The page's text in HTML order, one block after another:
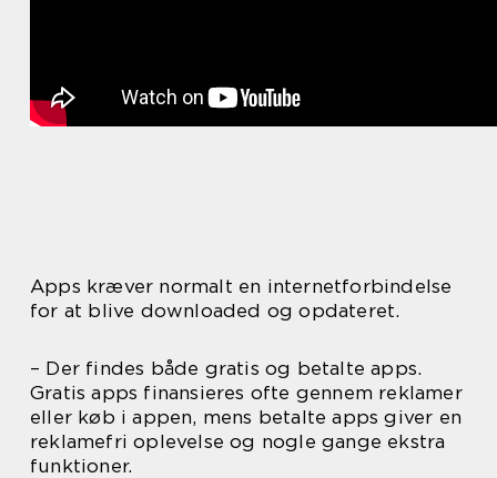
Apps kræver normalt en internetforbindelse
for at blive downloaded og opdateret.
– Der findes både gratis og betalte apps.
Gratis apps finansieres ofte gennem reklamer
eller køb i appen, mens betalte apps giver en
reklamefri oplevelse og nogle gange ekstra
funktioner.